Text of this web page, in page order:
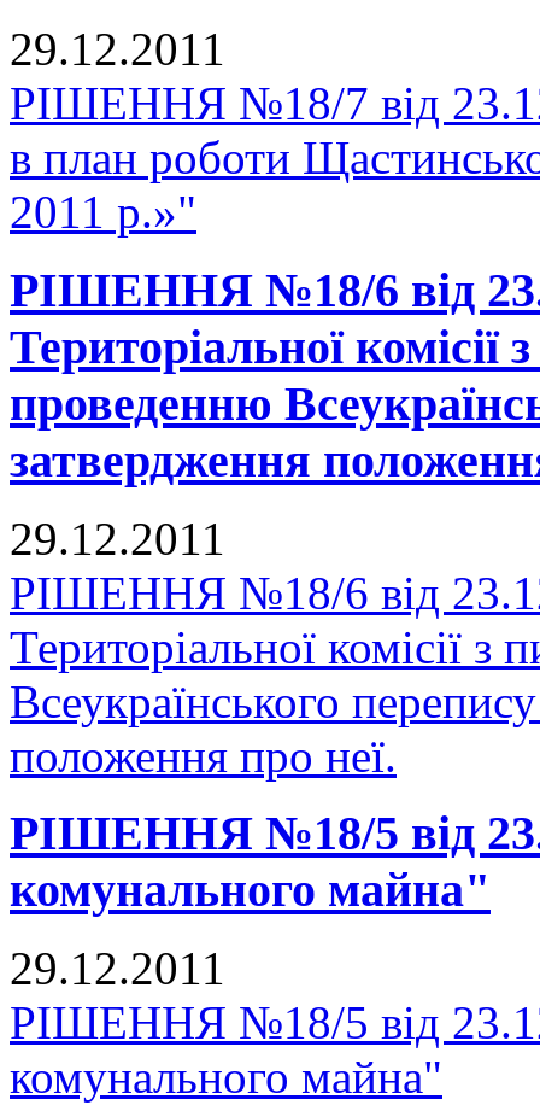
29.12.2011
РІШЕННЯ №18/7 від
в план роботи
2011 р.»"
РІШЕННЯ №18/6 від
Територіальної
проведенню
затвердження
29.12.2011
РІШЕННЯ №18/6 від
Територіальної комісії
Всеукраїнського
положення про неї.
РІШЕННЯ №18/5 від
комунального майна"
29.12.2011
РІШЕННЯ №18/5 від
комунального майна"